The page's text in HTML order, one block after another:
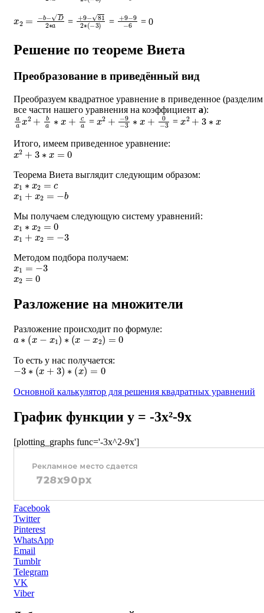
b−D2∗ = +9−812 (−3)
= +9−9 6
= 0
Решение по теореме Виета
Преобразование в приведённый вид
Преобразуем квадратное уравнение в приведенное (разделим
все части нашего уравнения на коэффициент a):
aax2+ba∗x+ca = x2+
−9−3∗x+0−3 =x2+ 3∗
Итого, имеем приведенное уравнение:
x2+3∗x=0
Теорема Виета выглядит следующим образом:
x1∗x2= c
x1 + x2 =− b
Мы получаем следующую систему уравнений:
x1∗x2=0
x1 + x2 =− 3
Методом подбора получаем:
x1=−3
x2 =0
Разложение на множители
Разложение происходит по формуле:
a ∗(x−x1)∗ (x−x2)=0
То есть у нас получается:
−3∗(x+3)∗(x)=0
Основной калькулятор для решения квадратных уравнений
График функции y = -3x²-9x
[plotting_graphs func='-3x^2-9x']
Facebook
Twitter
Pinterest
WhatsApp
Email
Tumblr
Telegram
VK
Viber